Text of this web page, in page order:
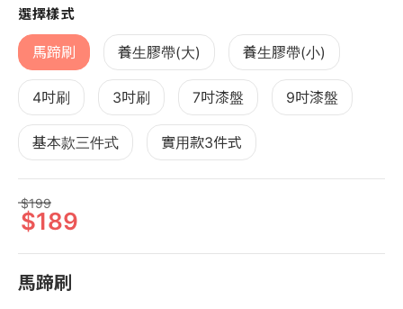
選擇樣式
馬蹄刷 養生膠帶(大) 養生膠帶(小)
4吋刷 3吋刷 7吋漆盤 9吋漆盤
基本款三件式 實用款3件式
199
189
馬蹄刷